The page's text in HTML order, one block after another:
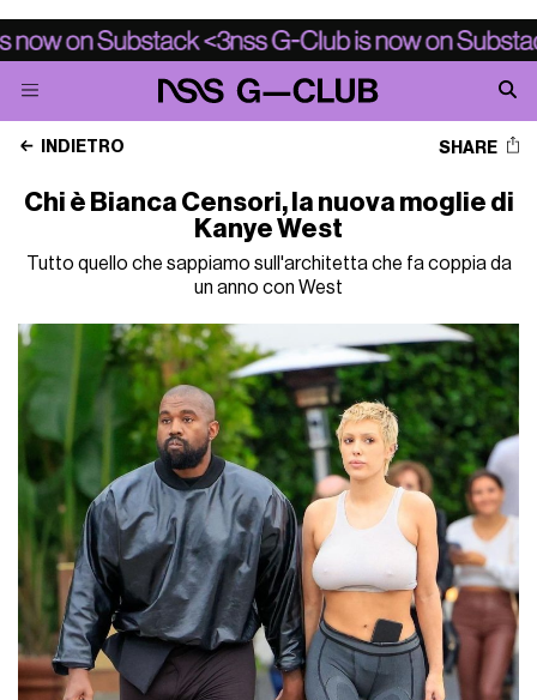
INDIETRO SHARE
Chi è Bianca Censori, la nuova moglie di
Kanye West
Tutto quello che sappiamo sull'architetta che fa coppia da
un anno con West